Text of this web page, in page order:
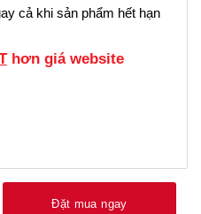
cả khi sản phẩm hết hạn
hơn giá website
Đặt mua ngay